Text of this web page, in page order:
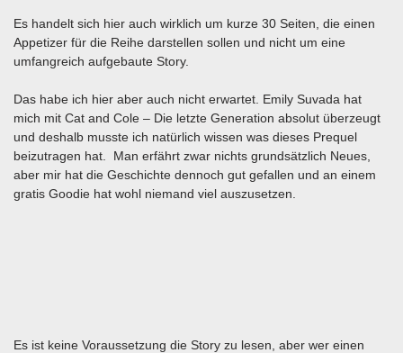
Es handelt sich hier auch wirklich um kurze 30 Seiten, die einen
Appetizer für die Reihe darstellen sollen und nicht um eine
umfangreich aufgebaute Story.
Das habe ich hier aber auch nicht erwartet. Emily Suvada hat
mich mit Cat and Cole – Die letzte Generation absolut überzeugt
und deshalb musste ich natürlich wissen was dieses Prequel
beizutragen hat. Man erfährt zwar nichts grundsätzlich Neues,
aber mir hat die Geschichte dennoch gut gefallen und an einem
gratis Goodie hat wohl niemand viel auszusetzen.
Es ist keine Voraussetzung die Story zu lesen, aber wer einen